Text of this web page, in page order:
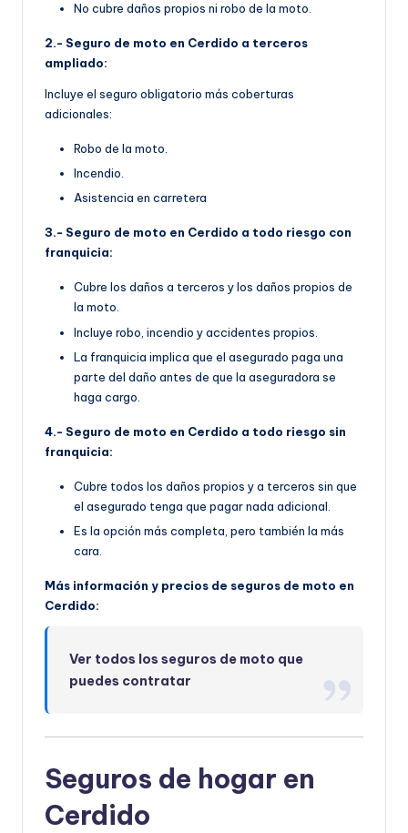
No cubre daños propios ni robo de la moto.
2.- Seguro de moto en Cerdido a terceros
ampliado:
Incluye el seguro obligatorio más coberturas
adicionales:
Robo de la moto.
Incendio.
Asistencia en carretera
3.- Seguro de moto en Cerdido a todo riesgo con
franquicia:
Cubre los daños a terceros y los daños propios de
la moto.
Incluye robo, incendio y accidentes propios.
La franquicia implica que el asegurado paga una
parte del daño antes de que la aseguradora se
haga cargo.
4.- Seguro de moto en Cerdido a todo riesgo sin
franquicia:
Cubre todos los daños propios y a terceros sin que
el asegurado tenga que pagar nada adicional.
Es la opción más completa, pero también la más
cara.
Más información y precios de seguros de moto en
Cerdido:
Ver todos los seguros de moto que
puedes contratar
Seguros de hogar en
Cerdido